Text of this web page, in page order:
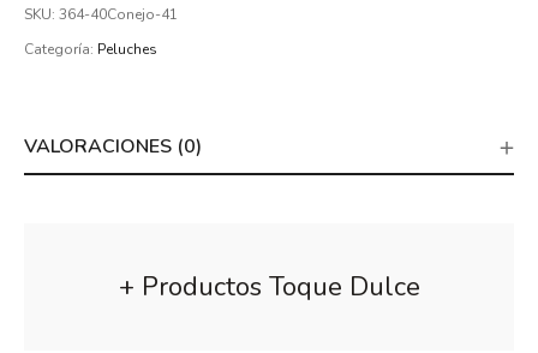
SKU: 364-40Conejo-41
Categoría: Peluches
VALORACIONES (0)
+ Productos Toque Dulce